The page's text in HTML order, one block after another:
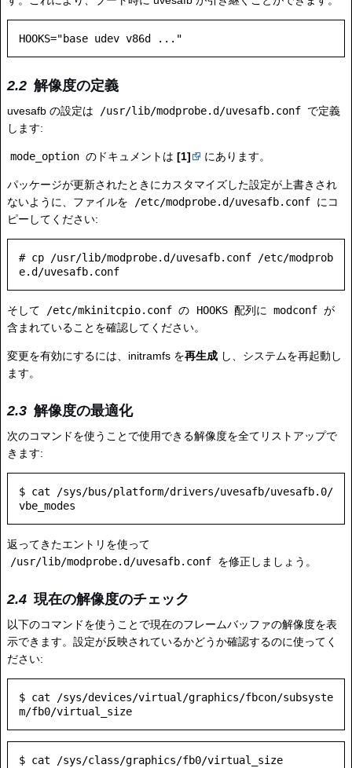
解像度の定義
uvesafb の設定は /usr/lib/modprobe.d/uvesafb.conf で定義
します:
mode_option のドキュメントは[1] にあります。
パッケージが更新されたときにカスタマイズした設定が上書きされ
ないように、ファイルを
/etc/modprobe.d/uvesafb.conf にコ
ピーしてください:
# cp /usr/lib/modprobe.d/uvesafb.conf /etc/modprob
そして /etc/mkinitcpio.conf の HOOKS 配列に modconf が
含まれていることを確認してください。
変更を有効にするには、initramfs を再生成 し、システムを再起動し
ます。
解像度の最適化
次のコマンドを使うことで使用できる解像度を全てリストアップで
きます:
$ cat /sys/bus/platform/drivers/uvesafb/uvesafb.0/
返ってきたエントリを使って
/usr/lib/modprobe.d/uvesafb.conf を修正しましょう。
現在の解像度のチェック
以下のコマンドを使うことで現在のフレームバッファの解像度を表
示できます。設定が反映されているかどうか確認するのに使ってく
ださい:
$ cat /sys/devices/virtual/graphics/fbcon/subsyste